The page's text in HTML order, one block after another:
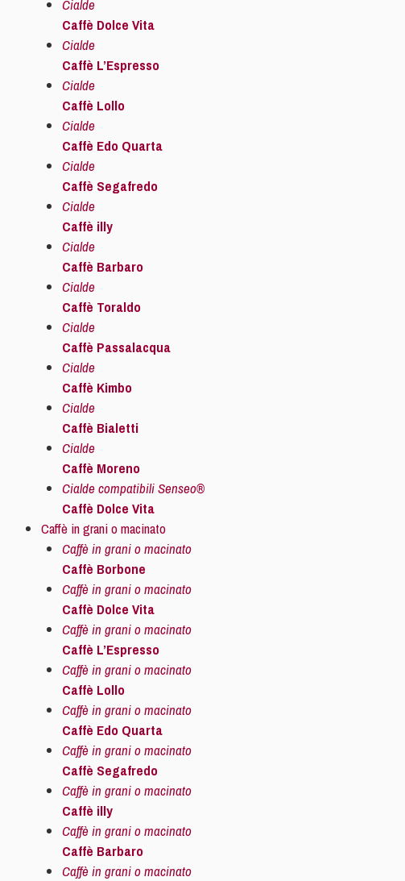
Cialde
Caffè Dolce Vita
Cialde
Caffè L’Espresso
Cialde
Caffè Lollo
Cialde
Caffè Edo Quarta
Cialde
Caffè Segafredo
Cialde
Caffè illy
Cialde
Caffè Barbaro
Cialde
Caffè Toraldo
Cialde
Caffè Passalacqua
Cialde
Caffè Kimbo
Cialde
Caffè Bialetti
Cialde
Caffè Moreno
Cialde compatibili Senseo®
Caffè Dolce Vita
Caffè in grani o macinato
Caffè in grani o macinato
Caffè Borbone
Caffè in grani o macinato
Caffè Dolce Vita
Caffè in grani o macinato
Caffè L’Espresso
Caffè in grani o macinato
Caffè Lollo
Caffè in grani o macinato
Caffè Edo Quarta
Caffè in grani o macinato
Caffè Segafredo
Caffè in grani o macinato
Caffè illy
Caffè in grani o macinato
Caffè Barbaro
Caffè in grani o macinato